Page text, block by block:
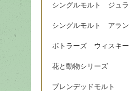
シングルモルト ジュラ
シングルモルト アラン
ボトラーズ ウィスキー
花と動物シリーズ
ブレンデッドモルト